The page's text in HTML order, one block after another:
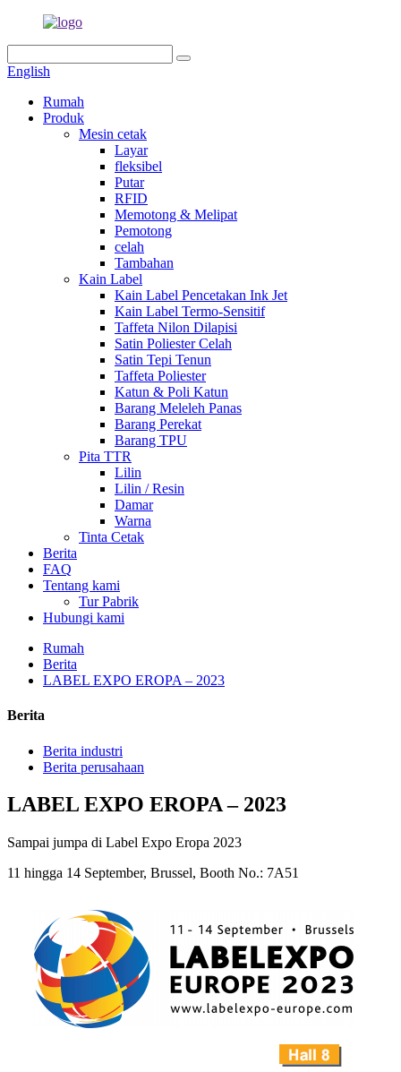
English
Rumah
Produk
Mesin cetak
Layar
fleksibel
Putar
RFID
Memotong & Melipat
Pemotong
celah
Tambahan
Kain Label
Kain Label Pencetakan Ink Jet
Kain Label Termo-Sensitif
Taffeta Nilon Dilapisi
Satin Poliester Celah
Satin Tepi Tenun
Taffeta Poliester
Katun & Poli Katun
Barang Meleleh Panas
Barang Perekat
Barang TPU
Pita TTR
Lilin
Lilin / Resin
Damar
Warna
Tinta Cetak
Berita
FAQ
Tentang kami
Tur Pabrik
Hubungi kami
Rumah
Berita
LABEL EXPO EROPA – 2023
Berita
Berita industri
Berita perusahaan
LABEL EXPO EROPA – 2023
Sampai jumpa di Label Expo Eropa 2023
11 hingga 14 September, Brussel, Booth No.: 7A51